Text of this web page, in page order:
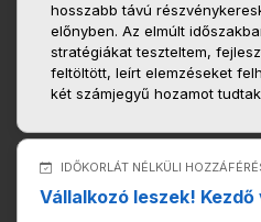
hosszabb távú
előnyben. Az elmúlt
stratégiákat teszteltem,
feltöltött, leírt elemzéseket
két számjegyű hozamot
IDŐKORLÁT NÉLKÜLI
Vállalkozó leszek!